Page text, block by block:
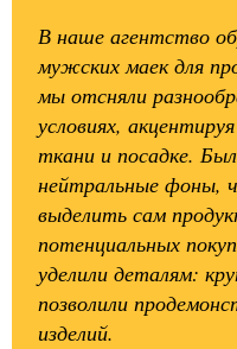
В наше агентство
мужских маек для
мы отсняли
условиях,
ткани и посадке.
нейтральные фоны,
выделить сам
потенциальных
уделили деталям:
позволили
изделий.